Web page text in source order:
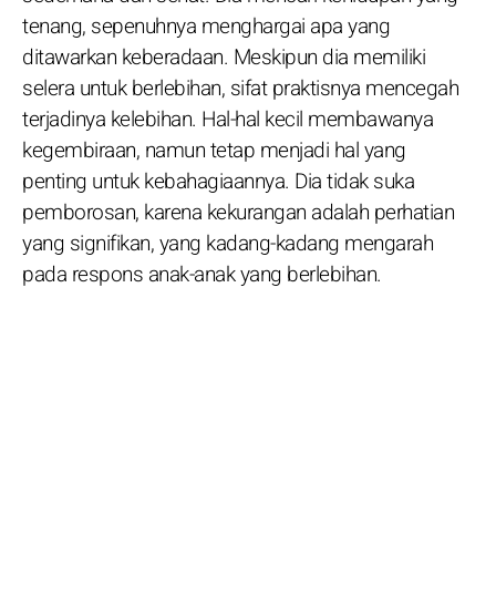
tenang, sepenuhnya menghargai apa yang
ditawarkan keberadaan. Meskipun dia memiliki
selera untuk berlebihan, sifat praktisnya mencegah
terjadinya kelebihan. Hal-hal kecil membawanya
kegembiraan, namun tetap menjadi hal yang
penting untuk kebahagiaannya. Dia tidak suka
pemborosan, karena kekurangan adalah perhatian
yang signifikan, yang kadang-kadang mengarah
pada respons anak-anak yang berlebihan.